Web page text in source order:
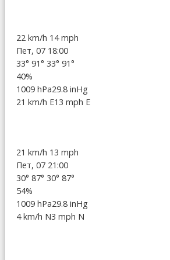
22 km/h 14 mph
Пет, 07 18:00
33° 91° 33° 91°
40%
1009 hPa29.8 inHg
21 km/h E13 mph E
21 km/h 13 mph
Пет, 07 21:00
30° 87° 30° 87°
54%
1009 hPa29.8 inHg
4 km/h N3 mph N